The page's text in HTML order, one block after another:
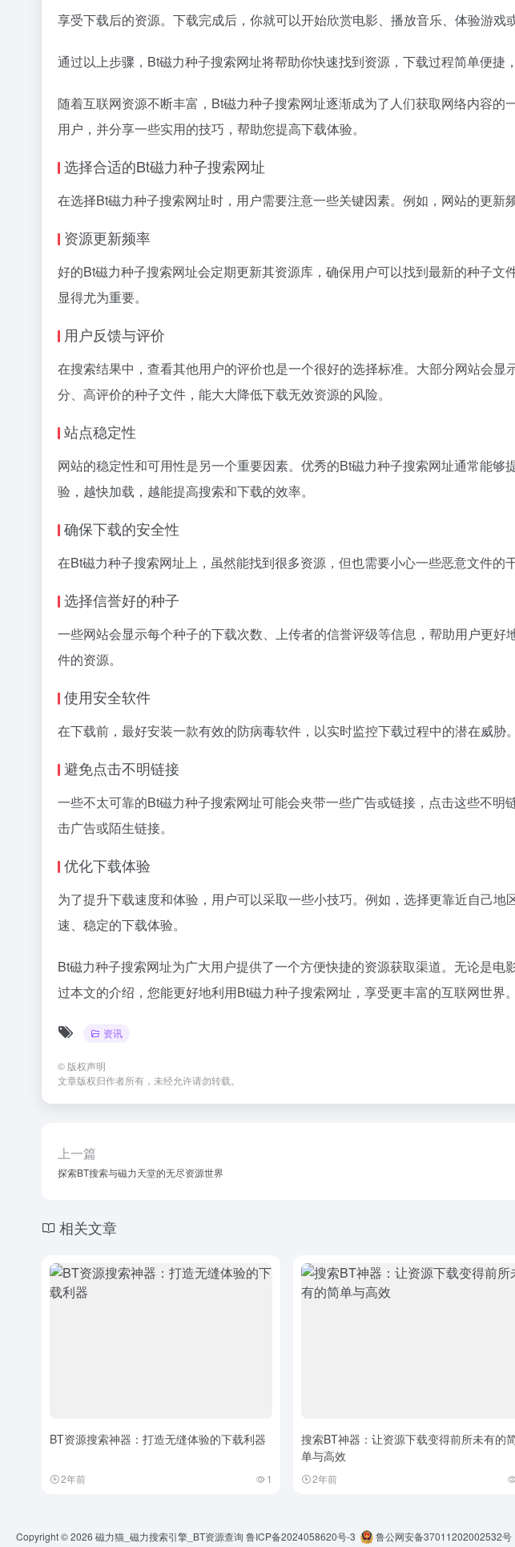
享受下载后的资源。下载完成后，你就可以开始欣赏电影、播放音乐、体验游戏
通过以上步骤，Bt磁力种子搜索网址将帮助你快速找到资源，下载过程简单便捷
随着互联网资源不断丰富，Bt磁力种子搜索网址逐渐成为了人们获取网络内容
用户，并分享一些实用的技巧，帮助您提高下载体验。
选择合适的Bt磁力种子搜索网址
在选择Bt磁力种子搜索网址时，用户需要注意一些关键因素。例如，网站的更
资源更新频率
好的Bt磁力种子搜索网址会定期更新其资源库，确保用户可以找到最新的种子
显得尤为重要。
用户反馈与评价
在搜索结果中，查看其他用户的评价也是一个很好的选择标准。大部分网站会
分、高评价的种子文件，能大大降低下载无效资源的风险。
站点稳定性
网站的稳定性和可用性是另一个重要因素。优秀的Bt磁力种子搜索网址通常能
验，越快加载，越能提高搜索和下载的效率。
确保下载的安全性
在Bt磁力种子搜索网址上，虽然能找到很多资源，但也需要小心一些恶意文件的
选择信誉好的种子
一些网站会显示每个种子的下载次数、上传者的信誉评级等信息，帮助用户更
件的资源。
使用安全软件
在下载前，最好安装一款有效的防病毒软件，以实时监控下载过程中的潜在威
避免点击不明链接
一些不太可靠的Bt磁力种子搜索网址可能会夹带一些广告或链接，点击这些不
击广告或陌生链接。
优化下载体验
为了提升下载速度和体验，用户可以采取一些小技巧。例如，选择更靠近自己
速、稳定的下载体验。
Bt磁力种子搜索网址为广大用户提供了一个方便快捷的资源获取渠道。无论是
过本文的介绍，您能更好地利用Bt磁力种子搜索网址，享受更丰富的互联网世界。
资讯
© 版权声明
文章版权归作者所有，未经允许请勿转载。
上一篇
探索BT搜索与磁力天堂的无尽资源世界
相关文章
BT资源搜索神器：打造无缝体验的下载利器
2年前 1
搜索BT神器：让资源下载变得前所未有的
单与高效
2年前
Copyright © 2026 磁力猫_磁力搜索引擎_BT资源查询 鲁ICP备2024058620号-3 鲁公网安备37011202002532号